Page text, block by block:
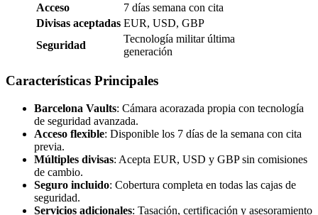
Acceso
7 días semana con cita
Divisas aceptadas EUR, USD, GBP
Seguridad
Tecnología militar última
generación
Características Principales
Barcelona Vaults: Cámara acorazada propia con tecnología
de seguridad avanzada.
Acceso flexible: Disponible los 7 días de la semana con cita
previa.
Múltiples divisas: Acepta EUR, USD y GBP sin comisiones
de cambio.
Seguro incluido: Cobertura completa en todas las cajas de
seguridad.
Servicios adicionales: Tasación, certificación y asesoramiento